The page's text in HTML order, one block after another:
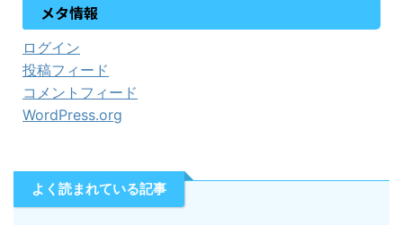
メタ情報
ログイン
投稿フィード
コメントフィード
WordPress.org
よく読まれている記事